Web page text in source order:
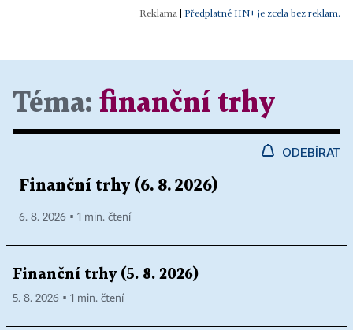
Předplatné HN+ je zcela bez reklam.
Téma: finanční trhy
ODEBÍRAT
Finanční trhy (6. 8. 2026)
6. 8. 2026 ▪ 1 min. čtení
Finanční trhy (5. 8. 2026)
5. 8. 2026 ▪ 1 min. čtení